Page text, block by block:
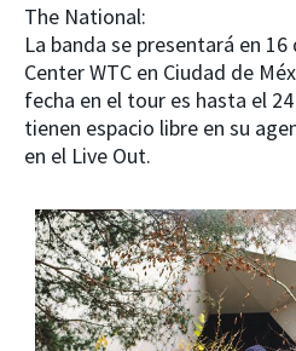
The National:
La banda se presentará en
Center WTC en Ciudad de
fecha en el tour es hasta el
tienen espacio libre en su
en el Live Out.